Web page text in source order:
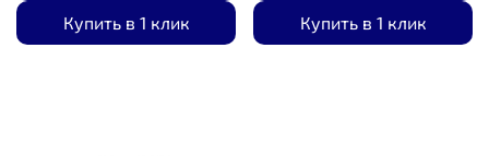
Купить в 1 клик Купить в 1 клик